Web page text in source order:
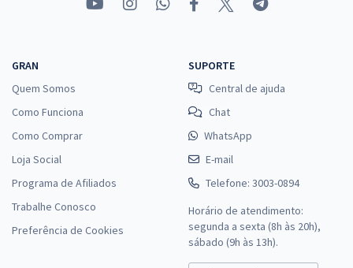
GRAN
Quem Somos
Como Funciona
Como Comprar
Loja Social
Programa de Afiliados
Trabalhe Conosco
Preferência de Cookies
SUPORTE
Central de ajuda
Chat
WhatsApp
E-mail
Telefone: 3003-0894
Horário de atendimento:
segunda a sexta (8h às 20h),
sábado (9h às 13h).